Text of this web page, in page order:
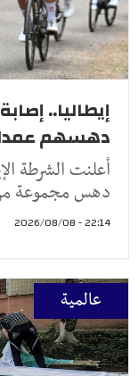
إيطاليا..
دهسهم
أعلنت الشرطة
دهس مجموعة من
22:14 - 2026/08/08
عالمية